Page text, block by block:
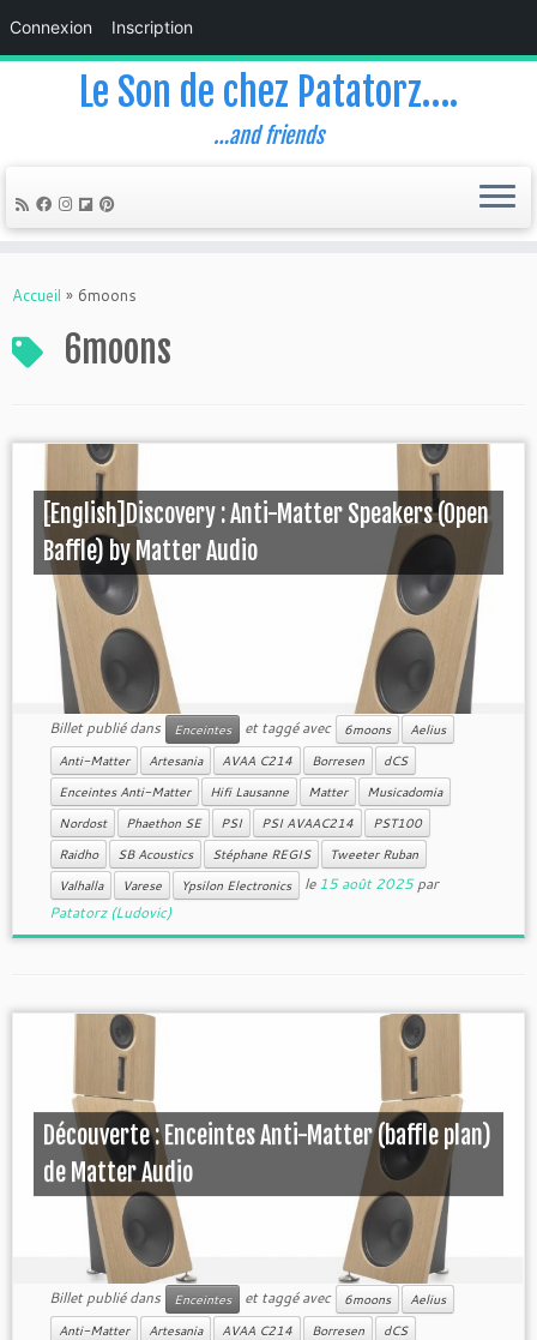
Connexion Inscription
Le Son de chez Patatorz….
…and friends
Accueil » 6moons
6moons
[English]Discovery : Anti-Matter Speakers (Open
Baffle) by Matter Audio
Billet publié dans Enceintes et taggé avec 6moons
Aelius
Anti-Matter
Artesania AVAA C214 Borresen
dCS
Enceintes Anti-Matter
Hifi Lausanne Matter
Musicadomia
Nordost
Phaethon SE PSI PSI AVAAC214
PST100
Raidho
SB Acoustics Stéphane REGIS
Tweeter Ruban
Valhalla
Varese Ypsilon Electronics le15 août 2025 par
Patatorz (Ludovic)
Découverte : Enceintes Anti-Matter (baffle plan)
de Matter Audio
Billet publié dans Enceintes et taggé avec 6moons
Aelius
Anti-Matter
Artesania AVAA C214 Borresen
dCS